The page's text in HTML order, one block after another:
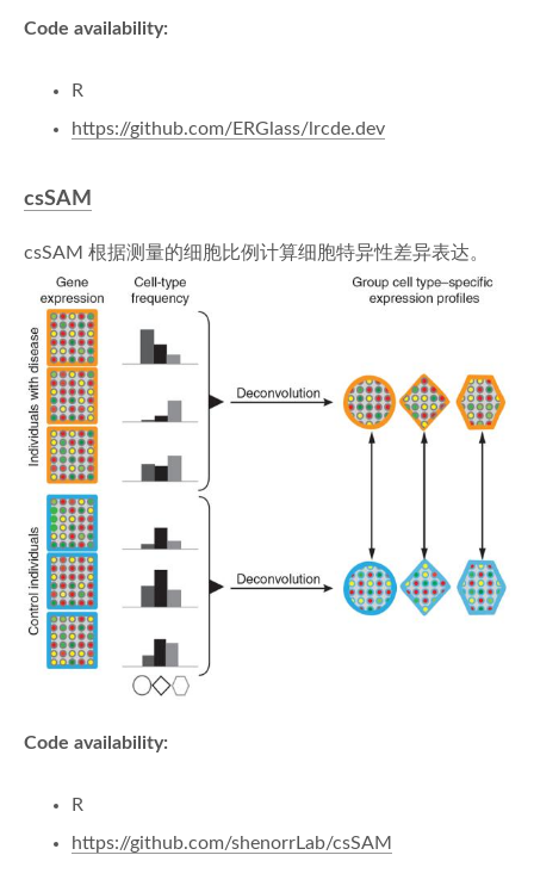
Code availability:
R
https://github.com/ERGlass/lrcde.dev
csSAM
csSAM 根据测量的细胞比例计算细胞特异性差异表达。
Code availability:
R
https://github.com/shenorrLab/csSAM